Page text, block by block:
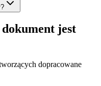
jest
dopracowane